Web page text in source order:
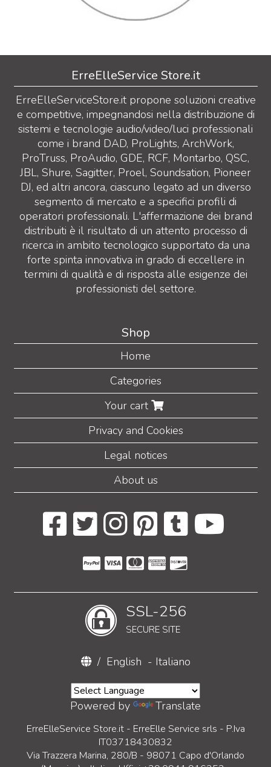
ErreElleService Store.it
ErreElleServiceStore.it propone soluzioni creative
e competitive, impegnandosi nella distribuzione di
sistemi e tecnologie audio/video/luci professionali
come i brand DAD, ProLights, ArchWork,
ProTruss, ProAudio, GDE, RCF, Montarbo, QSC,
JBL, Shure, Sagitter, Proel, Soundsation, Pioneer
DJ, ed altri ancora, ciascuno legato ad un diverso
segmento di mercato e a specifici profili di
operatori professionali. L'affermazione dei brand
distribuiti è il risultato di un attento processo di
ricerca in ambito tecnologico supportato da una
forte spinta innovativa in grado di eccellere in
termini di qualità e di risposta alle esigenze dei
professionisti del settore.
Shop
Home
Categories
Your cart
Privacy and Cookies
Legal notices
About us
SSL-256
SECURE SITE
/ English - Italiano
Powered by Translate
ErreElleService Store.it - ErreElle Service srls - P.Iva
IT03718430832
Via Trazzera Marina, 280/B - 98071 Capo d'Orlando